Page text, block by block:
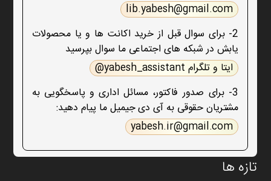
lib.yabesh@gmail.com
2- برای سوال قبل از خرید اکانت ها و یا محصولات
یابش در شبکه های اجتماعی ما سوال بپرسید
ایتا و تلگرام yabesh_assistant@
3- برای صدور فاکتور، مسائل اداری و پاسخگویی به
مشتریان حقوقی به آی دی جیمیل ما پیام دهید:
yabesh.ir@gmail.com
تازه ها